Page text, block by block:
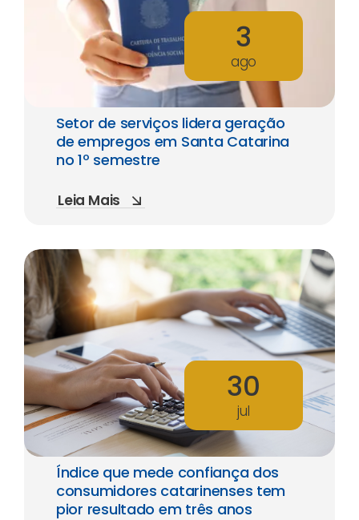
3
ago
Setor de serviços lidera geração
de empregos em Santa Catarina
no 1º semestre
Leia Mais
30
jul
Índice que mede confiança dos
consumidores catarinenses tem
pior resultado em três anos